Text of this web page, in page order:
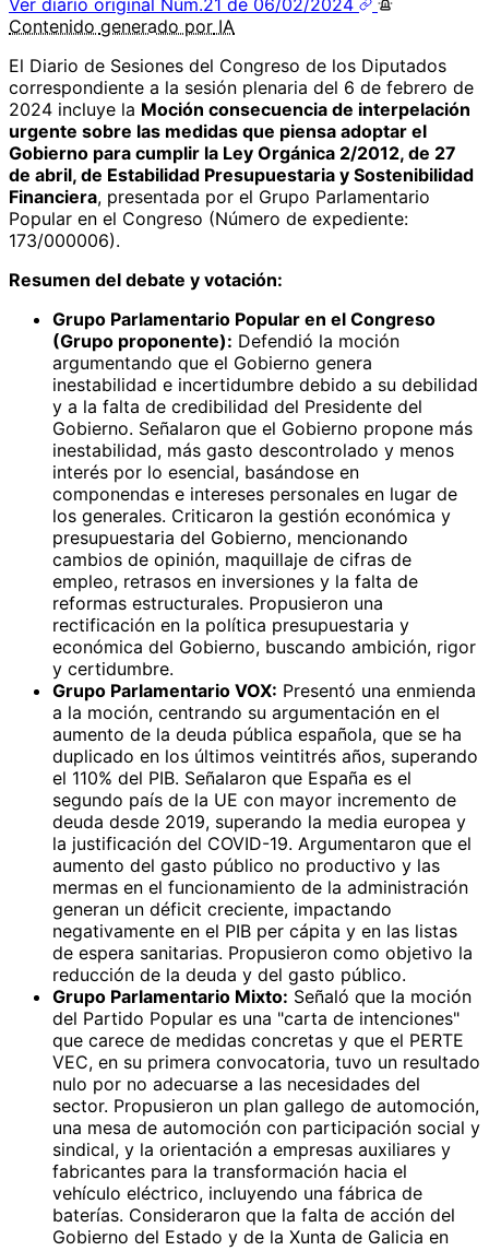
Ver diario original Núm.21 de 06/02/2024
Contenido generado por IA
El Diario de Sesiones del Congreso de los Diputados
correspondiente a la sesión plenaria del 6 de febrero de
2024 incluye la Moción consecuencia de interpelación
urgente sobre las medidas que piensa adoptar el
Gobierno para cumplir la Ley Orgánica 2/2012, de 27
de abril, de Estabilidad Presupuestaria y Sostenibilidad
Financiera, presentada por el Grupo Parlamentario
Popular en el Congreso (Número de expediente:
173/000006).
Resumen del debate y votación:
Grupo Parlamentario Popular en el Congreso
(Grupo proponente): Defendió la moción
argumentando que el Gobierno genera
inestabilidad e incertidumbre debido a su debilidad
y a la falta de credibilidad del Presidente del
Gobierno. Señalaron que el Gobierno propone más
inestabilidad, más gasto descontrolado y menos
interés por lo esencial, basándose en
componendas e intereses personales en lugar de
los generales. Criticaron la gestión económica y
presupuestaria del Gobierno, mencionando
cambios de opinión, maquillaje de cifras de
empleo, retrasos en inversiones y la falta de
reformas estructurales. Propusieron una
rectificación en la política presupuestaria y
económica del Gobierno, buscando ambición, rigor
y certidumbre.
Grupo Parlamentario VOX: Presentó una enmienda
a la moción, centrando su argumentación en el
aumento de la deuda pública española, que se ha
duplicado en los últimos veintitrés años, superando
el 110% del PIB. Señalaron que España es el
segundo país de la UE con mayor incremento de
deuda desde 2019, superando la media europea y
la justificación del COVID-19. Argumentaron que el
aumento del gasto público no productivo y las
mermas en el funcionamiento de la administración
generan un déficit creciente, impactando
negativamente en el PIB per cápita y en las listas
de espera sanitarias. Propusieron como objetivo la
reducción de la deuda y del gasto público.
Grupo Parlamentario Mixto: Señaló que la moción
del Partido Popular es una "carta de intenciones"
que carece de medidas concretas y que el PERTE
VEC, en su primera convocatoria, tuvo un resultado
nulo por no adecuarse a las necesidades del
sector. Propusieron un plan gallego de automoción,
una mesa de automoción con participación social y
sindical, y la orientación a empresas auxiliares y
fabricantes para la transformación hacia el
vehículo eléctrico, incluyendo una fábrica de
baterías. Consideraron que la falta de acción del
Gobierno del Estado y de la Xunta de Galicia en